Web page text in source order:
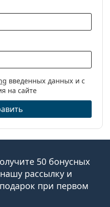
введенных данных и с
на сайте
50 бонусных
рассылку и
при первом